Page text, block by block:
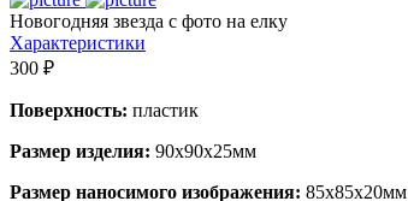
Новогодняя звезда с фото на елку
Характеристики
300 ₽
Поверхность: пластик
Размер изделия: 90х90х25мм
Размер наносимого изображения: 85х85х20мм